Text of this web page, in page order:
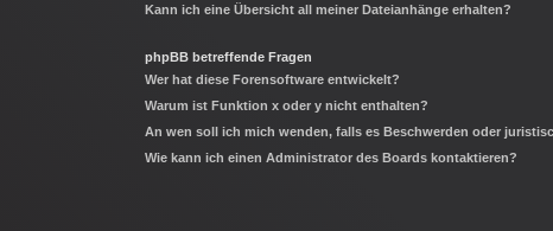
Kann ich eine Übersicht all meiner Dateianhänge erhalten?
phpBB betreffende Fragen
Wer hat diese Forensoftware entwickelt?
Warum ist Funktion x oder y nicht enthalten?
An wen soll ich mich wenden, falls es Beschwerden oder
Wie kann ich einen Administrator des Boards kontaktieren?